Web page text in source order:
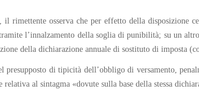
il rimettente osserva che per effetto della
l’innalzamento della soglia di punibilità; su un
della dichiarazione annuale di sostituto di imposta
presupposto di tipicità dell’obbligo di versamento,
relativa al sintagma «dovute sulla base della stessa